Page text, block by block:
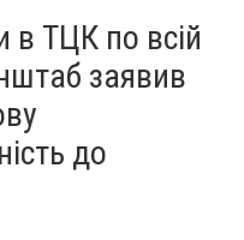
в ТЦК по всій
заявив
до